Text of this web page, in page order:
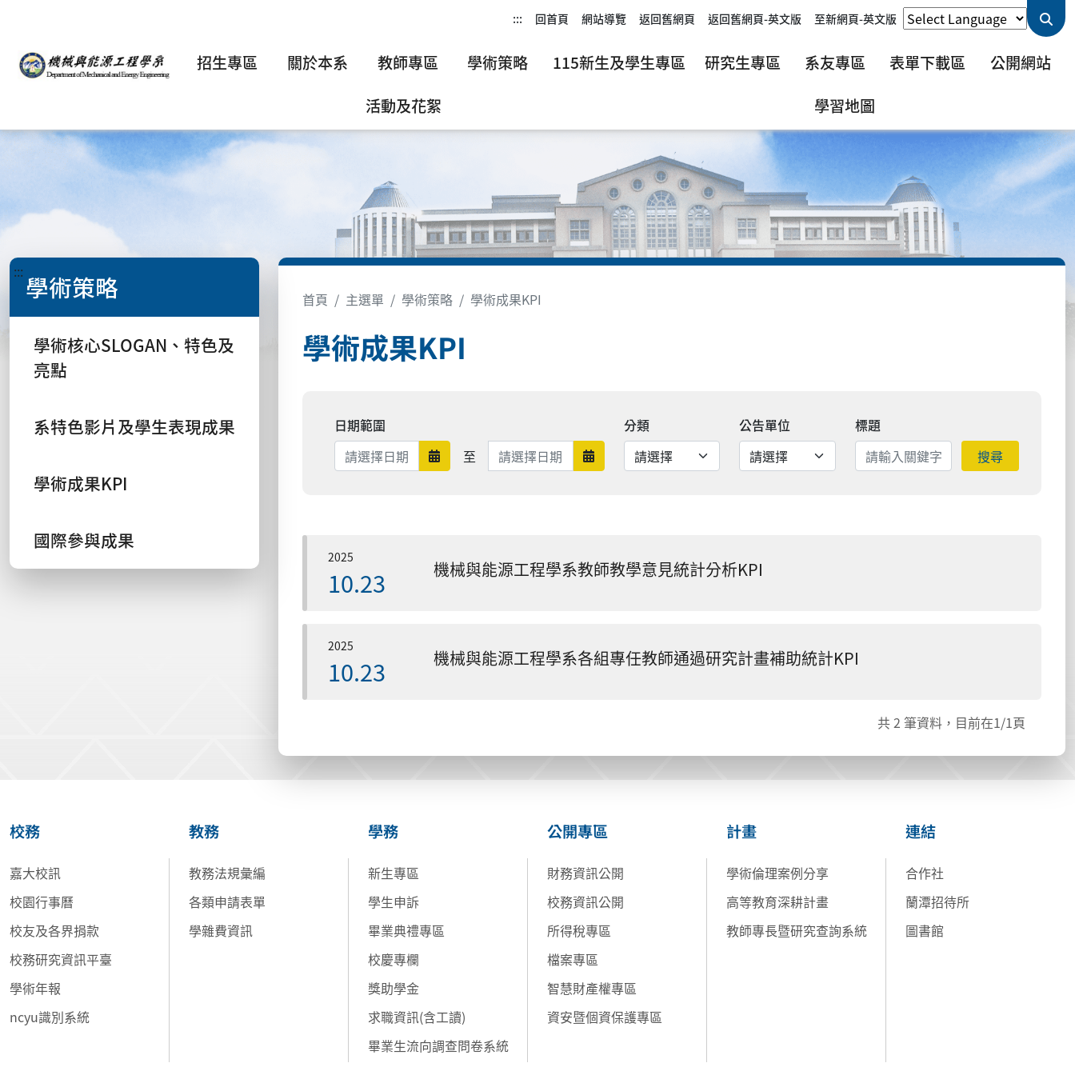
::: 回首頁 網站導覽 返回舊網頁 返回舊網頁-英文版 至新網頁-英文版
招生專區 關於本系 教師專區 學術策略 115新生及學生專區 研究生專區 系友專區 表單下載區
公開網站
活動及花絮
學習地圖
::: 學術策略
學術核心SLOGAN、特色及
亮點
系特色影片及學生表現成果
學術成果KPI
國際參與成果
首頁 主選單 學術策略 學術成果KPI
學術成果KPI
日期範圍
日期範圍開始
至 日期範圍結束 日期範圍結束
分類 公告單位
標題
搜尋
2025
10.23 機械與能源工程學系教師教學意見統計分析KPI
2025
10.23 機械與能源工程學系各組專任教師通過研究計畫補助統計KPI
共2 筆資料，目前在1/1頁
校務
嘉大校訊
校園行事曆
校友及各界捐款
校務研究資訊平臺
學術年報
ncyu識別系統
教務
教務法規彙編
各類申請表單
學雜費資訊
學務
新生專區
學生申訴
畢業典禮專區
校慶專欄
獎助學金
求職資訊(含工讀)
畢業生流向調查問卷系統
公開專區
財務資訊公開
校務資訊公開
所得稅專區
檔案專區
智慧財產權專區
資安暨個資保護專區
計畫
學術倫理案例分享
高等教育深耕計畫
教師專長暨研究查詢系統
連結
合作社
蘭潭招待所
圖書館